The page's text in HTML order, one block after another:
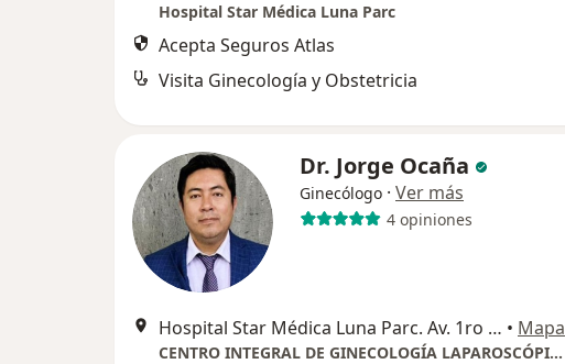
Hospital Star Médica Luna Parc
Acepta Seguros Atlas
Visita Ginecología y Obstetricia
Dr. Jorge Ocaña
Ginecólogo · Ver más
4 opiniones
Hospital Star Médica Luna Parc. Av. 1ro de Mayo, Lote 34, Mz. C-34-C, Cuautitlán • Mapa
CENTRO INTEGRAL DE GINECOLOGÍA LAPAROSCÓPICA CONSULTORIO1124